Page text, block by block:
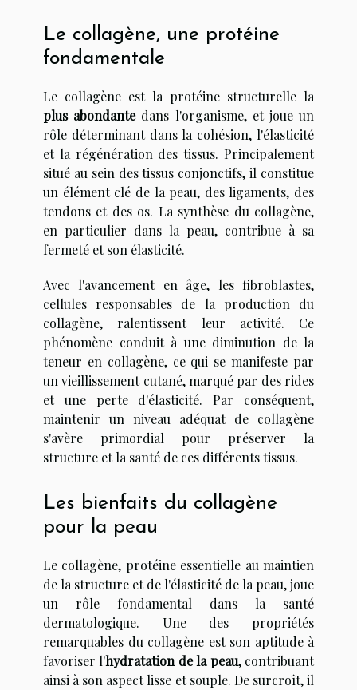
Le collagène, une protéine
fondamentale
Le collagène est la protéine structurelle la
plus abondantedans l'organisme, et joue un
rôle déterminant dans la cohésion, l'élasticité
et la régénération des tissus. Principalement
situé au sein des tissus conjonctifs, il constitue
un élément clé de la peau, des ligaments, des
tendons et des os. La synthèse du collagène,
en particulier dans la peau, contribue à sa
fermeté et son élasticité.
Avec l'avancement en âge, les fibroblastes,
cellules responsables de la production du
collagène, ralentissent leur activité. Ce
phénomène conduit à une diminution de la
teneur en collagène, ce qui se manifeste par
un vieillissement cutané, marqué par des rides
et une perte d'élasticité. Par conséquent,
maintenir un niveau adéquat de collagène
s'avère primordial pour préserver la
structure et la santé de ces différents tissus.
Les bienfaits du collagène
pour la peau
Le collagène, protéine essentielle au maintien
de la structure et de l'élasticité de la peau, joue
un rôle fondamental dans la santé
dermatologique. Une des propriétés
remarquables du collagène est son aptitude à
favoriser l'hydratation de la peau, contribuant
ainsi à son aspect lisse et souple. De surcroît, il